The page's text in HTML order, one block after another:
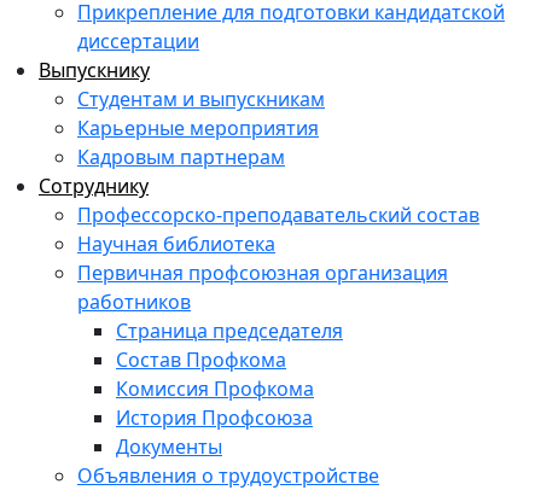
Прикрепление для подготовки кандидатской
диссертации
Выпускнику
Студентам и выпускникам
Карьерные мероприятия
Кадровым партнерам
Сотруднику
Профессорско-преподавательский состав
Научная библиотека
Первичная профсоюзная организация
работников
Страница председателя
Состав Профкома
Комиссия Профкома
История Профсоюза
Документы
Объявления о трудоустройстве